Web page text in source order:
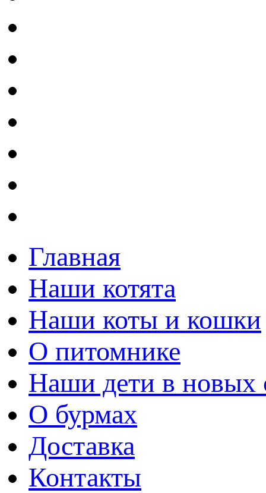
Главная
Наши котята
Наши коты и кошки
О питомнике
Наши дети в новых
О бурмах
Доставка
Контакты